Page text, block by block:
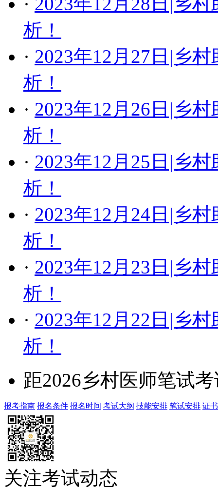
析！
· 2023年12月27日|乡
析！
· 2023年12月26日|乡
析！
· 2023年12月25日|乡
析！
· 2023年12月24日|乡
析！
· 2023年12月23日|乡
析！
· 2023年12月22日|乡
析！
距2026乡村医师笔试
报考指南 报名条件 报名时间 考试大纲 技能安排 笔试安排 证
关注考试动态